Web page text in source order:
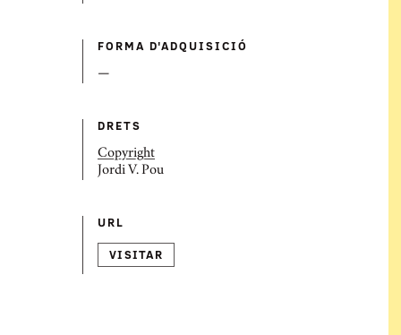
FORMA D'ADQUISICIÓ
—
DRETS
Copyright
Jordi V. Pou
URL
VISITAR